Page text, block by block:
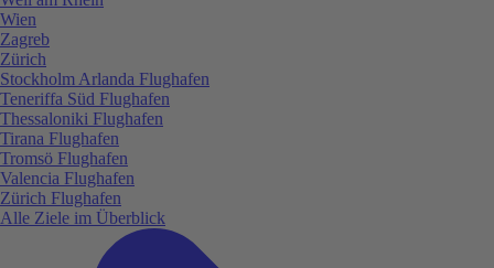
Wien
Zagreb
Zürich
Stockholm Arlanda Flughafen
Teneriffa Süd Flughafen
Thessaloniki Flughafen
Tirana Flughafen
Tromsö Flughafen
Valencia Flughafen
Zürich Flughafen
Alle Ziele im Überblick